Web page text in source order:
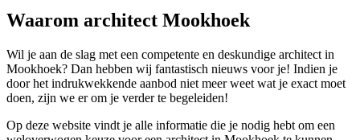
Waarom architect Mookhoek
Wil je aan de slag met een competente en deskundige architect in
Mookhoek? Dan hebben wij fantastisch nieuws voor je! Indien je
door het indrukwekkende aanbod niet meer weet wat je exact moet
doen, zijn we er om je verder te begeleiden!
Op deze website vindt je alle informatie die je nodig hebt om een